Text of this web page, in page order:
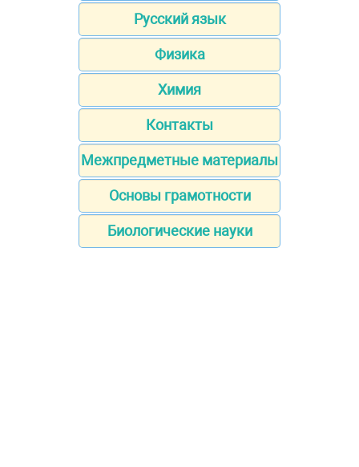
Русский язык
Физика
Химия
Контакты
Межпредметные материалы
Основы грамотности
Биологические науки